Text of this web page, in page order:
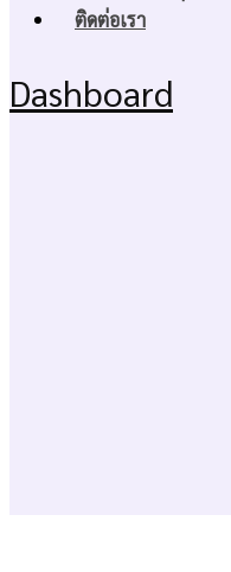
ติดต่อเรา
Dashboard